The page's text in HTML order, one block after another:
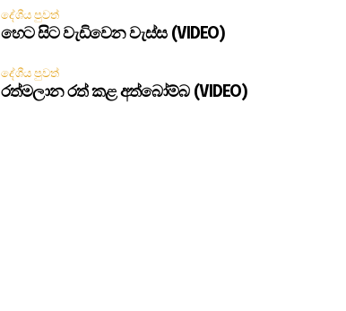
දේශීය පුවත්
හෙට සිට වැඩිවෙන වැස්ස (VIDEO)
දේශීය පුවත්
රත්මලාන රත් කළ අත්බෝම්බ (VIDEO)